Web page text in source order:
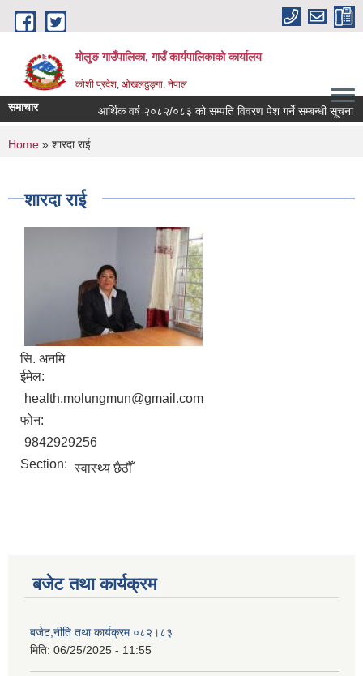
Skip to main content
मोलुङ गाउँपालिका, गाउँ कार्यपालिकाको कार्यालय
कोशी प्रदेश, ओखलढुङ्गा, नेपाल
समाचार आर्थिक वर्ष २०८२/०८३ को सम्पति विवरण पेश गर्ने सम्बन्धी सूचना
You are here
Home » शारदा राई
शारदा राई
सि. अनमि
ईमेल:
health.molungmun@gmail.com
फोन:
9842929256
Section: स्वास्थ्य छैठौँ
बजेट तथा कार्यक्रम
बजेट,नीति तथा कार्यक्रम ०८२।८३
मिति: 06/25/2025 - 11:55